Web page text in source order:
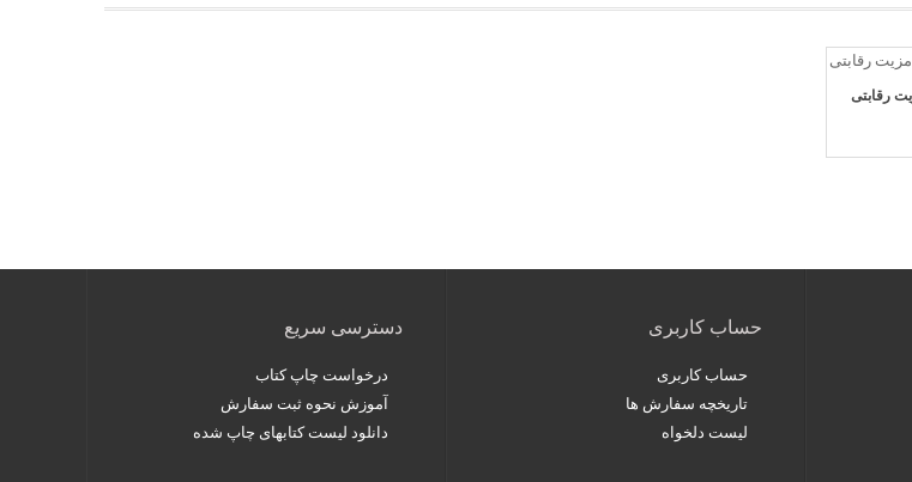
رقابتی
حساب کاربری
حساب کاربری
تاریخچه سفارش ها
لیست دلخواه
دسترسی سریع
درخواست چاپ کتاب
آموزش نحوه ثبت سفارش
دانلود لیست کتابهای چاپ شده